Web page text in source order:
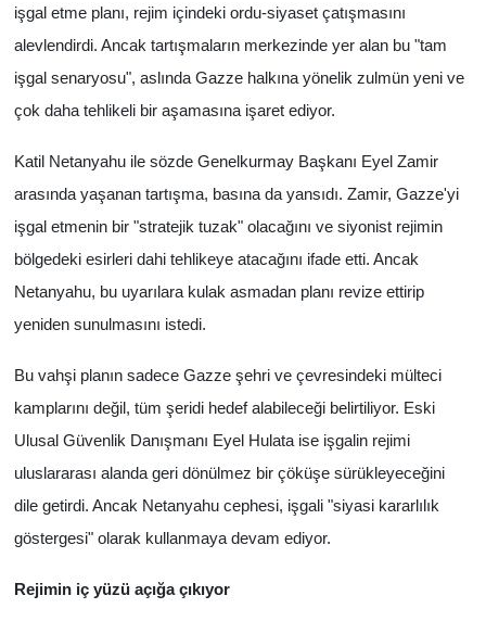
işgal etme planı, rejim içindeki ordu-siyaset çatışmasını
alevlendirdi. Ancak tartışmaların merkezinde yer alan bu "tam
işgal senaryosu", aslında Gazze halkına yönelik zulmün yeni ve
çok daha tehlikeli bir aşamasına işaret ediyor.
Katil Netanyahu ile sözde Genelkurmay Başkanı Eyel Zamir
arasında yaşanan tartışma, basına da yansıdı. Zamir, Gazze'yi
işgal etmenin bir "stratejik tuzak" olacağını ve siyonist rejimin
bölgedeki esirleri dahi tehlikeye atacağını ifade etti. Ancak
Netanyahu, bu uyarılara kulak asmadan planı revize ettirip
yeniden sunulmasını istedi.
Bu vahşi planın sadece Gazze şehri ve çevresindeki mülteci
kamplarını değil, tüm şeridi hedef alabileceği belirtiliyor. Eski
Ulusal Güvenlik Danışmanı Eyel Hulata ise işgalin rejimi
uluslararası alanda geri dönülmez bir çöküşe sürükleyeceğini
dile getirdi. Ancak Netanyahu cephesi, işgali "siyasi kararlılık
göstergesi" olarak kullanmaya devam ediyor.
Rejimin iç yüzü açığa çıkıyor